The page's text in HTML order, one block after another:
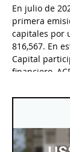
En julio de
primera
capitales por
816,567. En
Capital
financiero,
Estructurador